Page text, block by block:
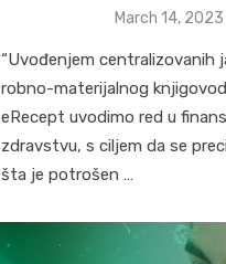
Posted
March 14, 2023
“Uvođenjem centralizovanih
robno-materijalnog
eRecept uvodimo red u
zdravstvu, s ciljem da se
šta je potrošen …